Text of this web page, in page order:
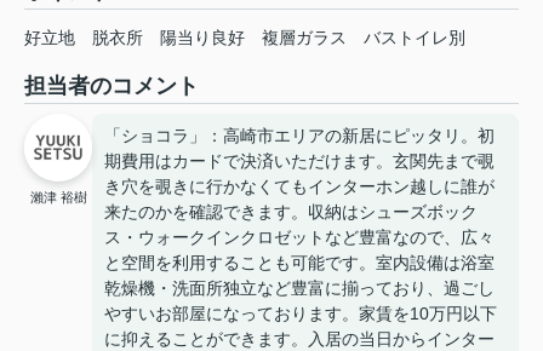
好立地 脱衣所 陽当り良好 複層ガラス バストイレ別
担当者のコメント
瀨津 裕樹
「ショコラ」：高崎市エリアの新居にピッタリ。初
期費用はカードで決済いただけます。玄関先まで覗
き穴を覗きに行かなくてもインターホン越しに誰が
来たのかを確認できます。収納はシューズボック
ス・ウォークインクロゼットなど豊富なので、広々
と空間を利用することも可能です。室内設備は浴室
乾燥機・洗面所独立など豊富に揃っており、過ごし
やすいお部屋になっております。家賃を10万円以下
に抑えることができます。入居の当日からインター